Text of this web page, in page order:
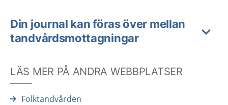
Din journal kan föras över mellan
tandvårdsmottagningar
LÄS MER PÅ ANDRA WEBBPLATSER
Folktandvården